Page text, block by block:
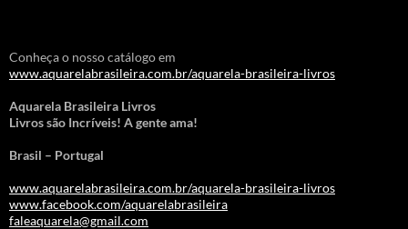
Conheça o nosso catálogo em
www.aquarelabrasileira.com.br/aquarela-brasileira-livros
Aquarela Brasileira Livros
Livros são Incríveis! A gente ama!
Brasil – Portugal
www.aquarelabrasileira.com.br/aquarela-brasileira-livros
www.facebook.com/aquarelabrasileira
faleaquarela@gmail.com